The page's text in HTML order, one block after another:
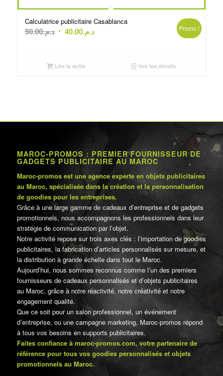
Calculatrice publicitaire Casablanca
د.م.50.00
Le
était :
د.م.40.00
Le
Promo !
Lire la suite Voir les détails
MAROC-PROMOS : PREMIER FOURNISSEUR DE
GADGETS PUBLICITAIRE AU MAROC
Maroc-promos est une agence experte en objets publicitaires
au Maroc, spécialisée dans la création et la personnalisation
de goodies pour les entreprises.
Grâce à une large gamme de cadeaux d’entreprise et de gadgets
promotionnels, nous accompagnons les professionnels dans leur
stratégie de communication par l’objet.
Notre activité repose sur trois axes clés : l’importation de goodies
publicitaires, la fabrication d’articles personnalisés sur mesure, et
la distribution à grande échelle dans tout le Maroc.
Aujourd’hui, nous sommes reconnus comme l’un des premiers
fournisseurs de cadeaux personnalisés et d’objets publicitaires
au Maroc, grâce à notre réactivité, notre créativité et notre
engagement qualité.
Que ce soit pour un salon professionnel, un événement
d’entreprise, ou une campagne marketing, Maroc-promos répond
à tous vos besoins en supports publicitaires.
Faites confiance à maroc-promos.com, votre partenaire de
référence pour tous vos goodies personnalisés et objets
promotionnels au Maroc.